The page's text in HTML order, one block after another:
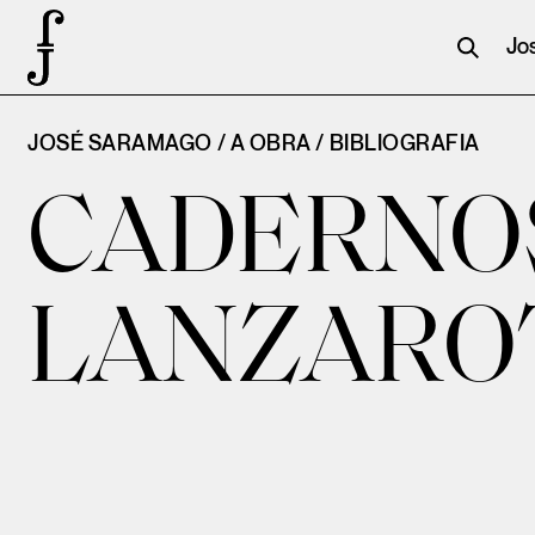
JOSÉ SARAMAGO / A OBRA / BIBLIOGRAFIA